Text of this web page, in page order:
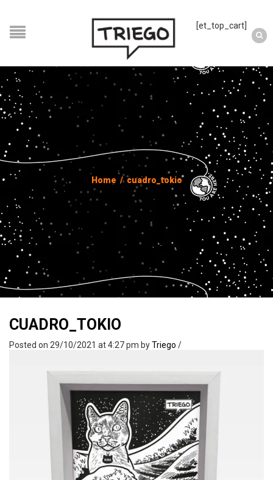
[et_top_cart]
Home / cuadro_tokio
CUADRO_TOKIO
Posted on 29/10/2021 at 4:27 pm byTriego /